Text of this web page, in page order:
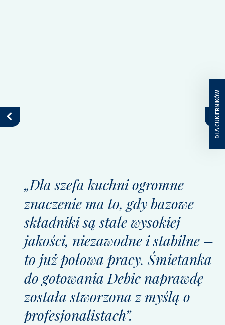
„Dla szefa kuchni ogromne
znaczenie ma to, gdy bazowe
składniki są stale wysokiej
jakości, niezawodne i stabilne –
to już połowa pracy. Śmietanka
do gotowania Debic naprawdę
została stworzona z myślą o
profesjonalistach”.